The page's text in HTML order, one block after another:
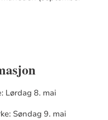
Lørdag 8. mai
Søndag 9. mai